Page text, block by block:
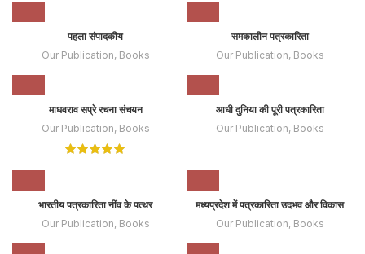
पहला संपादकीय
Our Publication, Books
समकालीन पत्रकारिता
Our Publication, Books
माधवराव सप्रे रचना संचयन
Our Publication, Books
आधी दुनिया की पूरी पत्रकारिता
Our Publication, Books
भारतीय पत्रकारिता नींव के पत्थर
Our Publication, Books
मध्यप्रदेश में पत्रकारिता उदभव और विकास
Our Publication, Books